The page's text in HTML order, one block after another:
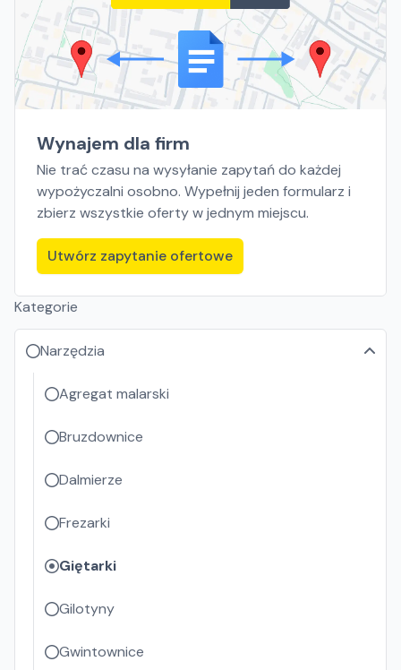
Wynajem dla firm
Nie trać czasu na wysyłanie zapytań do każdej
wypożyczalni osobno. Wypełnij jeden formularz i
zbierz wszystkie oferty w jednym miejscu.
Utwórz zapytanie ofertowe
Kategorie
Narzędzia
Agregat malarski
Bruzdownice
Dalmierze
Frezarki
Giętarki
Gilotyny
Gwintownice